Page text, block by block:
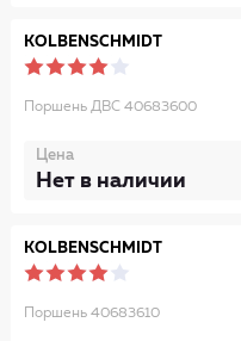
KOLBENSCHMIDT
Поршень ДВС 40683600
Цена
Нет в наличии
KOLBENSCHMIDT
Поршень 40683610